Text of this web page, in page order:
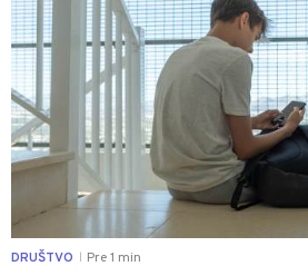
DRUŠTVO Pre 1 min